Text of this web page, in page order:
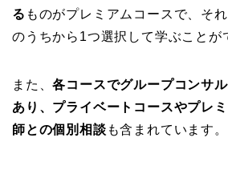
る ものがプレミアムコースで、そ
のうちから1つ選択して学ぶことが
また、各コースでグループコンサ
あり、プライベートコースやプレ
師との個別相談 も含まれています。